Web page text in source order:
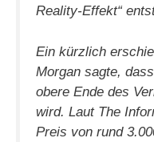
Reality-Effekt“
Ein kürzlich
Morgan sagte,
obere Ende des
wird. Laut The
Preis von rund